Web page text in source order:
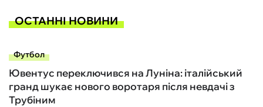
ОСТАННІ НОВИНИ
Футбол
Ювентус переключився на Луніна: італійський
гранд шукає нового воротаря після невдачі з
Трубіним